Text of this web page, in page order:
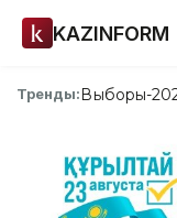
KAZINFORM
Тренды:Выборы-